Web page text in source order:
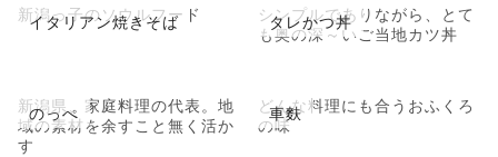
イタリアン焼きそば
新潟っ子のソウルフード タレかつ丼
シンプルでありながら、とて
も奥の深～いご当地カツ丼
のっぺ
新潟県、家庭料理の代表。地
域の素材を余すこと無く活か
す
車麩
どんな料理にも合うおふくろ
の味